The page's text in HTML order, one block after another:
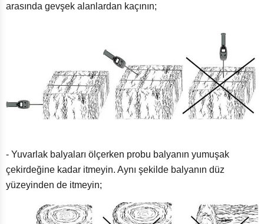
arasında gevşek alanlardan kaçının;
- Yuvarlak balyaları ölçerken probu balyanın yumuşak
çekirdeğine kadar itmeyin. Aynı şekilde balyanın düz
yüzeyinden de itmeyin;